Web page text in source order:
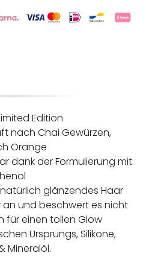
Edition
nach Chai Gewürzen,
Orange
dank der Formulierung mit
glänzendes Haar
an und beschwert es nicht
für einen tollen Glow
Ursprungs, Silikone,
Mineralöl.